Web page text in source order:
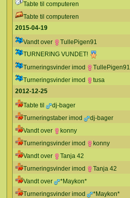
Tabte til computeren
Tabte til computeren
2015-04-19
Vandt over
TullePigen91
TURNERING VUNDET!
Turneringsvinder imod
TullePigen91
Turneringsvinder imod
tusa
2012-12-25
Tabte til
dj-bager
Turneringstaber imod
dj-bager
Vandt over
konny
Turneringsvinder imod
konny
Vandt over
Tanja 42
Turneringsvinder imod
Tanja 42
Vandt over
*Maykon*
Turneringsvinder imod
*Maykon*